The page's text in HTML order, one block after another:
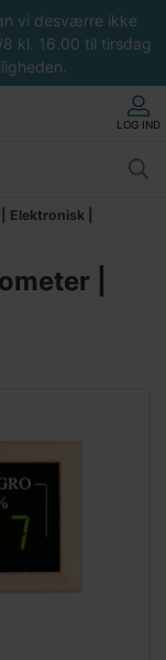
vi desværre ikke
kl. 16.00 til tirsdag
LOG IND
Elektronisk |
|